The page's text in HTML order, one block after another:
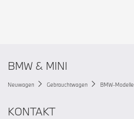
BMW & MINI
Neuwagen Gebrauchtwagen BMW-Modelle
KONTAKT